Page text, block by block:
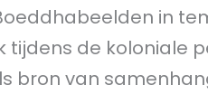
in
tijdens de koloniale
bron van